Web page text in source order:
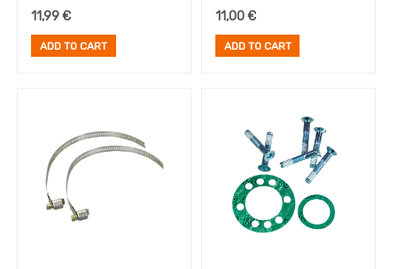
cadena Rohloff
11,99€
ADD TO CART
for 1.8mm rotors (gris)
11,00€
ADD TO CART